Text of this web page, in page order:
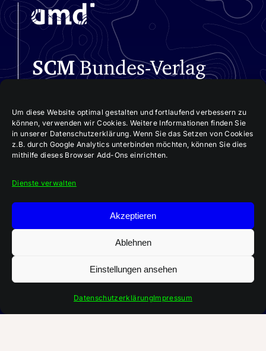
Um diese Website optimal gestalten und fortlaufend verbessern zu
können, verwenden wir Cookies. Weitere Informationen finden Sie
in unserer Datenschutzerklärung. Wenn Sie das Setzen von Cookies
z.B. durch Google Analytics unterbinden möchten, können Sie dies
mithilfe dieses Browser Add-Ons einrichten.
Dienste verwalten
Akzeptieren
Ablehnen
Einstellungen ansehen
DatenschutzerklärungImpressum
Aktuelle 3E-Ausgabe:
„Im Team Kirche bauen“